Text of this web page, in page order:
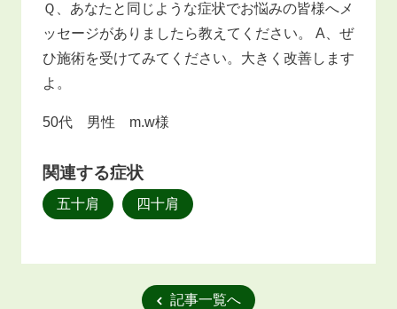
Ｑ、あなたと同じような症状でお悩みの皆様へメ
ッセージがありましたら教えてください。 A、ぜ
ひ施術を受けてみてください。大きく改善します
よ。
50代 男性 m.w様
関連する症状
五十肩 四十肩
記事一覧へ